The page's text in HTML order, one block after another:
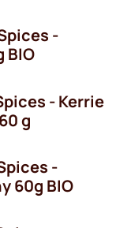
-
BIO
- Kerrie
g
-
60g BIO